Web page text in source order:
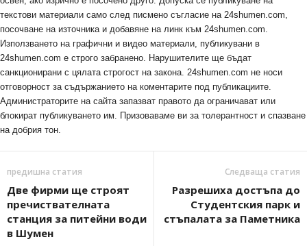
текстови материали само след писмено съгласие на 24shumen.com,
посочване на източника и добавяне на линк към 24shumen.com.
Използването на графични и видео материали, публикувани в
24shumen.com е строго забранено. Нарушителите ще бъдат
санкционирани с цялата строгост на закона. 24shumen.com не носи
отговорност за съдържанието на коментарите под публикациите.
Администраторите на сайта запазват правото да ограничават или
блокират публикуването им. Призоваваме ви за толерантност и спазване
на добрия тон.
предишна статия
Две фирми ще строят
пречиствателната
станция за питейни води
в Шумен
Следваща статия
Разрешиха достъпа до
Студентския парк и
стъпалата за Паметника